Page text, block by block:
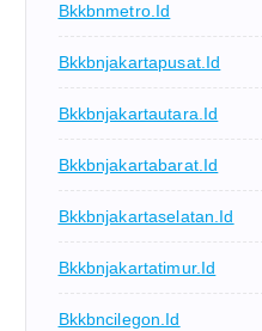
Bkkbnmetro.id
Bkkbnjakartapusat.id
Bkkbnjakartautara.id
Bkkbnjakartabarat.id
Bkkbnjakartaselatan.id
Bkkbnjakartatimur.id
Bkkbncilegon.id